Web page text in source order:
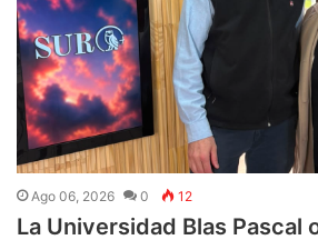
Ago 06, 2026 0 12
La Universidad Blas Pascal